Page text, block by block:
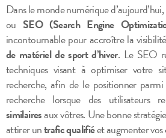
Dans le monde numérique
ou SEO (Search Engine
incontournable pour accroître la
de matériel de sport d’hiver. Le SEO
techniques visant à optimiser votre
recherche, afin de le positionner
recherche lorsque des utilisateurs
similairesaux vôtres. Une bonne
attirer untrafic qualifiéet augmenter vos